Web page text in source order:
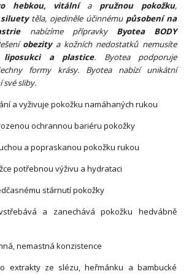
hebkou, vitálnía pružnou pokožku,
těla, ojediněle účinnému působení na
strienabízíme přípravky Byotea BODY
obezitya kožních nedostatků nemusíte
liposukci a plastice. Byotea podporuje
formy krásy. Byotea nabízí unikátní
sliby.
a vyživuje pokožku namáhaných rukou
ochrannou bariéru pokožky
a popraskanou pokožku rukou
potřebnou výživu a hydrataci
stárnutí pokožky
a zanechává pokožku hedvábně
nemastná konzistence
extrakty ze slézu, heřmánku a bambucké